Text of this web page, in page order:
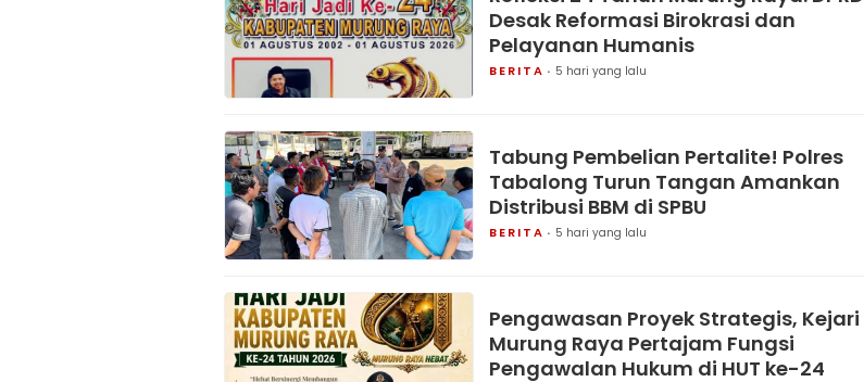
Desak Reformasi Birokrasi dan
Pelayanan Humanis
BERITA 5 hari yang lalu
Tabung Pembelian Pertalite! Polres
Tabalong Turun Tangan Amankan
Distribusi BBM di SPBU
BERITA 5 hari yang lalu
Pengawasan Proyek Strategis, Kejari
Murung Raya Pertajam Fungsi
Pengawalan Hukum di HUT ke-24